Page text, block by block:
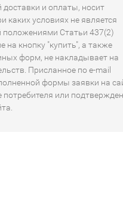
и оплаты, носит
каких условиях не является
положениями Статьи 437(2)
кнопку "купить", а также
форм, не накладывает на
Присланное по e-mail
формы заявки на
потребителя или